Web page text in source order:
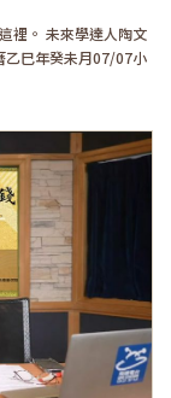
裡。 未來學達人陶文
乙巳年癸未月07/07小